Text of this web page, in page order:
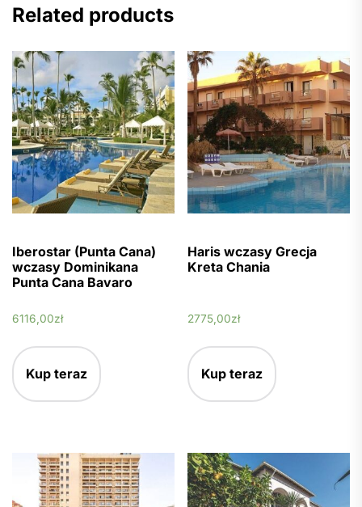
Related products
Iberostar (Punta Cana)
wczasy Dominikana
Punta Cana Bavaro
6116,00zł
Kup teraz
Haris wczasy Grecja
Kreta Chania
2775,00zł
Kup teraz